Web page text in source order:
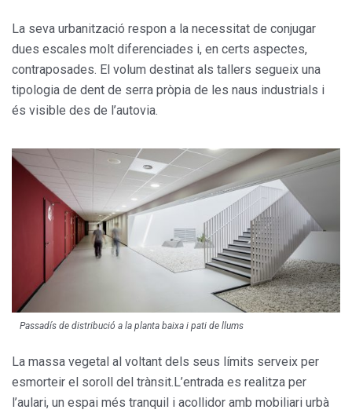
La seva urbanització respon a la necessitat de conjugar
dues escales molt diferenciades i, en certs aspectes,
contraposades. El volum destinat als tallers segueix una
tipologia de dent de serra pròpia de les naus industrials i
és visible des de l’autovia.
Passadís de distribució a la planta baixa i pati de llums
La massa vegetal al voltant dels seus límits serveix per
esmorteir el soroll del trànsit.L’entrada es realitza per
l’aulari, un espai més tranquil i acollidor amb mobiliari urbà